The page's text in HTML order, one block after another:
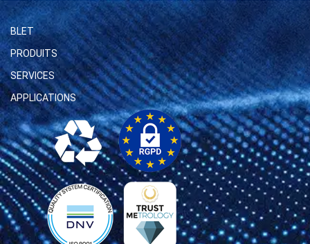
BLET
PRODUITS
SERVICES
APPLICATIONS